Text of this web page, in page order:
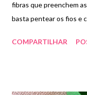
fibras que preenchem
basta pentear os fios e
COMPARTILHAR